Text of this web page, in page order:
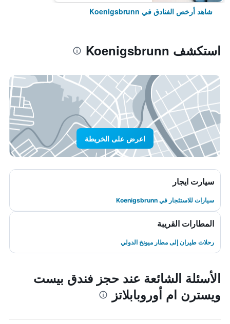
شاهد أرخص الفنادق في Koenigsbrunn
استكشف Koenigsbrunn
اعرض على الخريطة
سيارت ايجار
سيارات للاستئجار في Koenigsbrunn
المطارات القريبة
رحلات طيران إلى مطار ميونخ الدولي
الأسئلة الشائعة عند حجز فندق بيست
ويسترن ام أوروبابلاتز